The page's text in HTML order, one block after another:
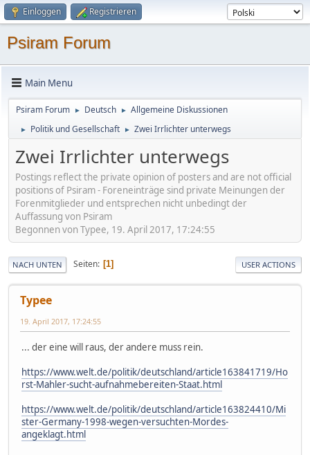
Einloggen Registrieren
Psiram Forum
Main Menu
Psiram Forum ► Deutsch ► Allgemeine Diskussionen
► Politik und Gesellschaft ► Zwei Irrlichter unterwegs
Zwei Irrlichter unterwegs
Postings reflect the private opinion of posters and are not official
positions of Psiram - Foreneinträge sind private Meinungen der
Forenmitglieder und entsprechen nicht unbedingt der
Auffassung von Psiram
Begonnen von Typee, 19. April 2017, 17:24:55
NACH UNTEN Seiten 1 USER ACTIONS
Typee
19. April 2017, 17:24:55
... der eine will raus, der andere muss rein.
https://www.welt.de/politik/deutschland/article163841719/Ho
rst-Mahler-sucht-aufnahmebereiten-Staat.html
https://www.welt.de/politik/deutschland/article163824410/Mi
ster-Germany-1998-wegen-versuchten-Mordes-
angeklagt.html